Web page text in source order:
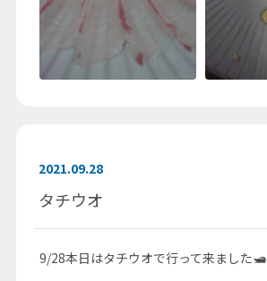
2021.09.28
タチウオ
9/28本日はタチウオで行って来ました🛥